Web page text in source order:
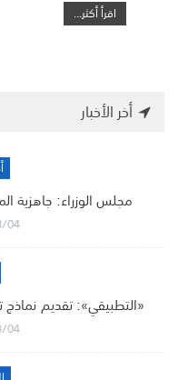
اقرأ أكثر...
أخر الأخبار
مجلس الوزراء: جاهزية
04
«التطبيقي»: تقديم
04